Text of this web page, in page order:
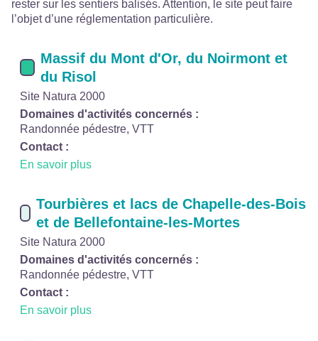
rester sur les sentiers balisés. Attention, le site peut faire
l’objet d’une réglementation particulière.
Massif du Mont d'Or, du Noirmont et
du Risol
Site Natura 2000
Domaines d'activités concernés :
Randonnée pédestre, VTT
Contact :
En savoir plus
Tourbières et lacs de Chapelle-des-Bois
et de Bellefontaine-les-Mortes
Site Natura 2000
Domaines d'activités concernés :
Randonnée pédestre, VTT
Contact :
En savoir plus